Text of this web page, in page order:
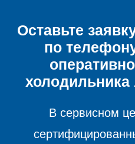
Оставьте
по
холодильника
В сервисном